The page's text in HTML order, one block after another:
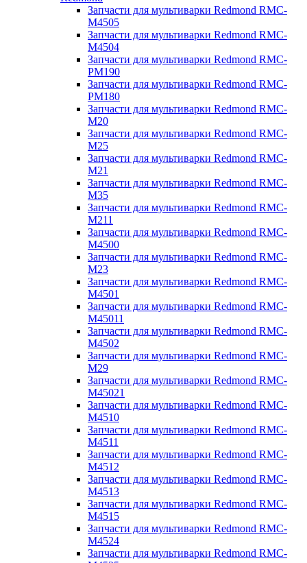
Запчасти для мультиварки Redmond RMC-
M4505
Запчасти для мультиварки Redmond RMC-
M4504
Запчасти для мультиварки Redmond RMC-
PM190
Запчасти для мультиварки Redmond RMC-
PM180
Запчасти для мультиварки Redmond RMC-
M20
Запчасти для мультиварки Redmond RMC-
M25
Запчасти для мультиварки Redmond RMC-
M21
Запчасти для мультиварки Redmond RMC-
M35
Запчасти для мультиварки Redmond RMC-
M211
Запчасти для мультиварки Redmond RMC-
M4500
Запчасти для мультиварки Redmond RMC-
M23
Запчасти для мультиварки Redmond RMC-
M4501
Запчасти для мультиварки Redmond RMC-
M45011
Запчасти для мультиварки Redmond RMC-
M4502
Запчасти для мультиварки Redmond RMC-
M29
Запчасти для мультиварки Redmond RMC-
M45021
Запчасти для мультиварки Redmond RMC-
M4510
Запчасти для мультиварки Redmond RMC-
M4511
Запчасти для мультиварки Redmond RMC-
M4512
Запчасти для мультиварки Redmond RMC-
M4513
Запчасти для мультиварки Redmond RMC-
M4515
Запчасти для мультиварки Redmond RMC-
M4524
Запчасти для мультиварки Redmond RMC-